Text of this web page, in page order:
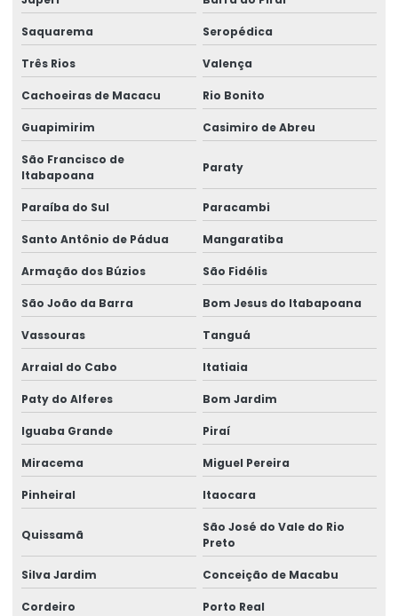
Saquarema Seropédica
Três Rios Valença
Cachoeiras de Macacu Rio Bonito
Guapimirim Casimiro de Abreu
São Francisco de
Itabapoana
Paraty
Paraíba do Sul Paracambi
Santo Antônio de Pádua Mangaratiba
Armação dos Búzios São Fidélis
São João da Barra Bom Jesus do Itabapoana
Vassouras Tanguá
Arraial do Cabo Itatiaia
Paty do Alferes Bom Jardim
Iguaba Grande Piraí
Miracema Miguel Pereira
Pinheiral Itaocara
Quissamã
São José do Vale do Rio
Preto
Silva Jardim Conceição de Macabu
Cordeiro Porto Real